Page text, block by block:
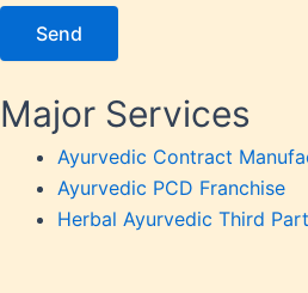
Major Services
Ayurvedic Contract
Ayurvedic PCD Franchise
Herbal Ayurvedic Third